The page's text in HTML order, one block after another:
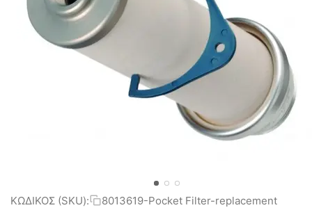
ΚΩΔΙΚΟΣ (SKU): 8013619-Pocket Filter-replacement